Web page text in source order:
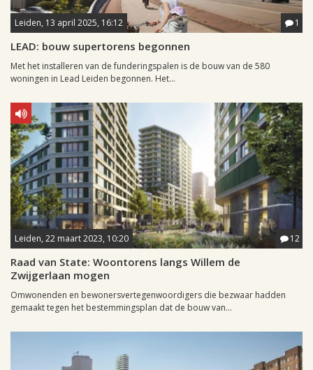
Leiden, 13 april 2025, 16:12 1
LEAD: bouw supertorens begonnen
Met het installeren van de funderingspalen is de bouw van de 580
woningen in Lead Leiden begonnen. Het...
Leiden, 22 maart 2023, 10:20 12
Raad van State: Woontorens langs Willem de
Zwijgerlaan mogen
Omwonenden en bewonersvertegenwoordigers die bezwaar hadden
gemaakt tegen het bestemmingsplan dat de bouw van...